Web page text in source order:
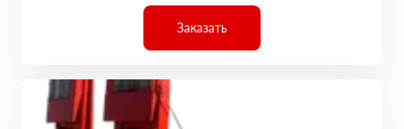
Заказать